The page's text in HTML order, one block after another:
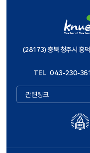
(28173) 충북 청주시 흥
TEL 043-230-
관련링크